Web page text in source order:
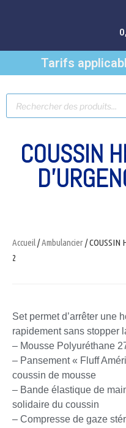
Tarifs
COUSSIN
Accueil/Ambulancier/ COUSSIN
2
Set permet d’arrêter une
rapidement sans stopper
– Mousse Polyuréthane
– Pansement « Fluff
coussin de mousse
– Bande élastique de
solidaire du coussin
– Compresse de gaze